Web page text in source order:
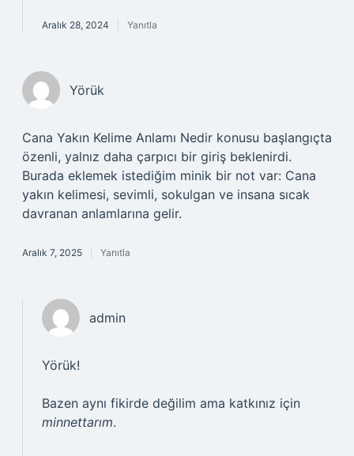
Aralık 28, 2024 Yanıtla
Yörük
Cana Yakın Kelime Anlamı Nedir konusu başlangıçta
özenli, yalnız daha çarpıcı bir giriş beklenirdi.
Burada eklemek istediğim minik bir not var: Cana
yakın kelimesi, sevimli, sokulgan ve insana sıcak
davranan anlamlarına gelir.
Aralık 7, 2025 Yanıtla
admin
Yörük!
Bazen aynı fikirde değilim ama katkınız için
minnettarım.